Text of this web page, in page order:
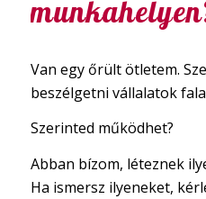
Van egy őrült ötletem.
beszélgetni vállalatok
Szerinted működhet?
Abban bízom, léteznek
Ha ismersz ilyeneket,